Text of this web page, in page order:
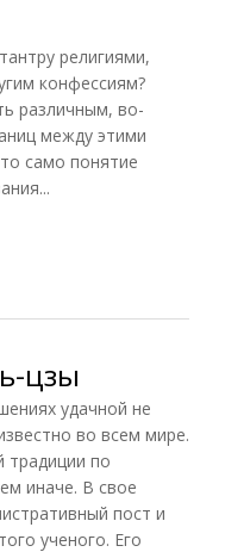
религиями,
конфессиям?
различным, во-
между этими
само понятие
цзы
удачной не
во всем мире.
традиции по
иначе. В свое
пост и
ученого. Его